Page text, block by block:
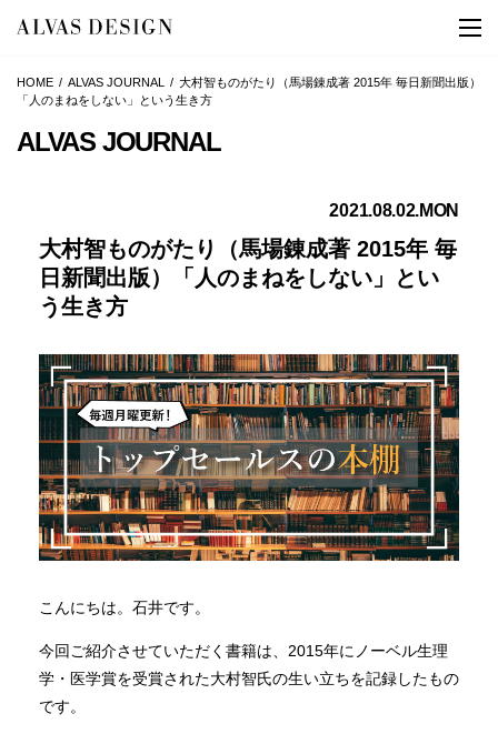
HOME ALVAS JOURNAL
大村智ものがたり（馬場錬成著 2015年 毎日新聞出版）
「人のまねをしない」という生き方
ALVAS JOURNAL
2021.08.02.MON
大村智ものがたり（馬場錬成著 2015年 毎
日新聞出版）「人のまねをしない」とい
う生き方
こんにちは。石井です。
今回ご紹介させていただく書籍は、2015年にノーベル生理
学・医学賞を受賞された大村智氏の生い立ちを記録したもの
です。